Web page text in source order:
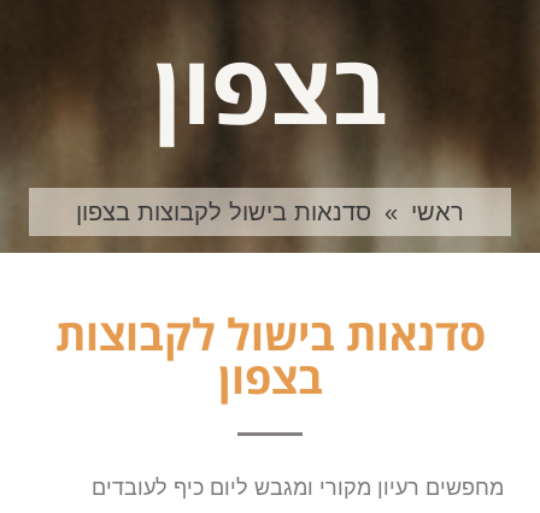
בצפון
ראשי » סדנאות בישול לקבוצות בצפון
סדנאות בישול לקבוצות
בצפון
מחפשים רעיון מקורי ומגבש ליום כיף לעובדים